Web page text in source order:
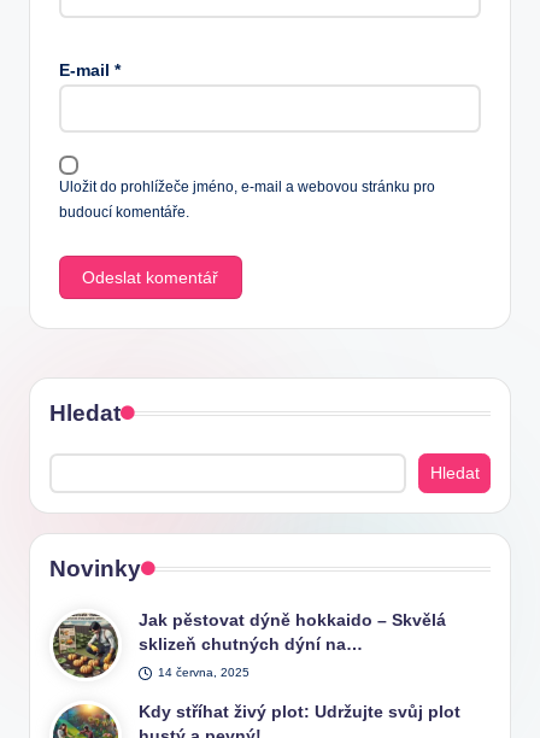
E-mail *
Uložit do prohlížeče jméno, e-mail a webovou stránku pro
budoucí komentáře.
Hledat
Hledat
Novinky
Jak pěstovat dýně hokkaido – Skvělá
sklizeň chutných dýní na…
14 června, 2025
Kdy stříhat živý plot: Udržujte svůj plot